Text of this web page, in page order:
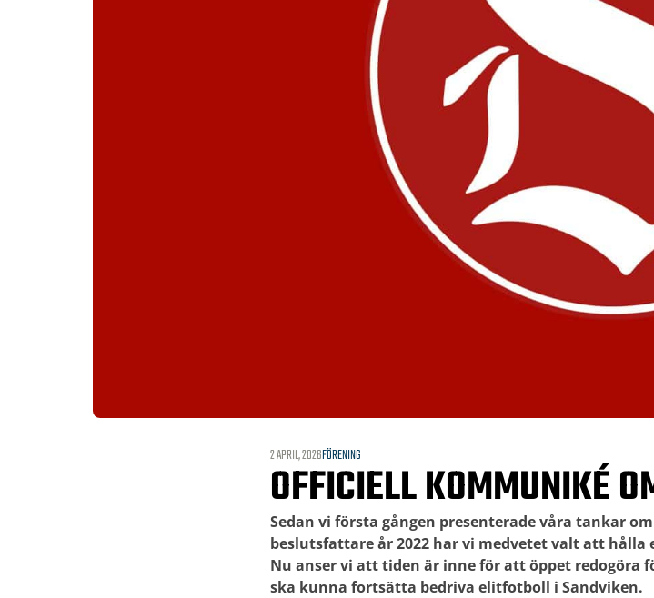
2 APRIL, 2026FÖRENING
OFFICIELL KOMMUNIKÉ
Sedan vi första gången presenterade våra tankar
beslutsfattare år 2022 har vi medvetet valt att hålla
Nu anser vi att tiden är inne för att öppet redogöra
ska kunna fortsätta bedriva elitfotboll i Sandviken.